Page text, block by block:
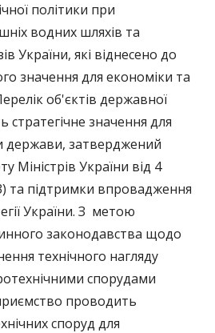
політики при
водних шляхів та
України, які віднесено до
значення для економіки та
об'єктів державної
стратегічне значення для
держави, затверджений
Міністрів України від 4
та підтримки впровадження
України. З метою
законодавства щодо
технічного нагляду
спорудами
проводить
споруд для